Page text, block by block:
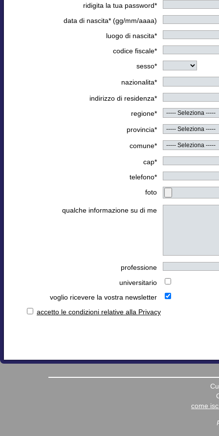
ridigita la tua password*
data di nascita* (gg/mm/aaaa)
luogo di nascita*
codice fiscale*
sesso*
nazionalita*
indirizzo di residenza*
regione*
provincia*
comune*
cap*
telefono*
foto
qualche informazione su di me
professione
universitario
voglio ricevere la vostra newsletter
accetto le condizioni relative alla Privacy
come